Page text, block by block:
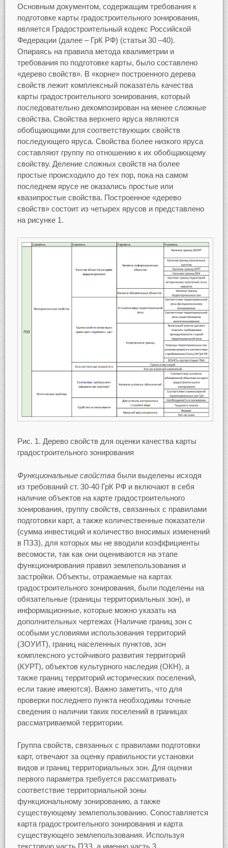
Основным документом, содержащим требования к
подготовке карты градостроительного зонирования,
является Градостроительный кодекс Российской
Федерации (далее – ГрК РФ) (статьи 30 –40).
Опираясь на правила метода квалиметрии и
требования по подготовке карты, было составлено
«дерево свойств». В «корне» построенного дерева
свойств лежит комплексный показатель качества
карты градостроительного зонирования, который
последовательно декомпозирован на менее сложные
свойства. Свойства верхнего яруса являются
обобщающими для соответствующих свойств
последующего яруса. Свойства более низкого яруса
составляют группу по отношению к их обобщающему
свойству. Деление сложных свойств на более
простые происходило до тех пор, пока на самом
последнем ярусе не оказались простые или
квазипростые свойства. Построенное «дерево
свойств» состоит из четырех ярусов и представлено
на рисунке 1.
Рис. 1. Дерево свойств для оценки качества карты
градостроительного зонирования
Функциональные свойствабыли выделены исходя
из требований ст. 30-40 ГрК РФ и включают в себя
наличие объектов на карте градостроительного
зонирования, группу свойств, связанных с правилами
подготовки карт, а также количественные показатели
(сумма инвестиций и количество вносимых изменений
в ПЗЗ), для которых мы не вводили коэффициенты
весомости, так как они оцениваются на этапе
функционирования правил землепользования и
застройки. Объекты, отражаемые на картах
градостроительного зонирования, были поделены на
обязательные (границы территориальных зон), и
информационные, которые можно указать на
дополнительных чертежах (Наличие границ зон с
особыми условиями использования территорий
(ЗОУИТ), границ населенных пунктов, зон
комплексного устойчивого развития территорий
(КУРТ), объектов культурного наследия (ОКН), а
также границ территорий исторических поселений,
если такие имеются). Важно заметить, что для
проверки последнего пункта необходимы точные
сведения о наличии таких поселений в границах
рассматриваемой территории.
Группа свойств, связанных с правилами подготовки
карт, отвечают за оценку правильности установки
видов и границ территориальных зон. Для оценки
первого параметра требуется рассматривать
соответствие территориальной зоны
функциональному зонированию, а также
существующему землепользованию. Сопоставляется
карта градостроительного зонирования и карта
существующего землепользования. Используя
текстовую часть ПЗЗ, а именно часть 3